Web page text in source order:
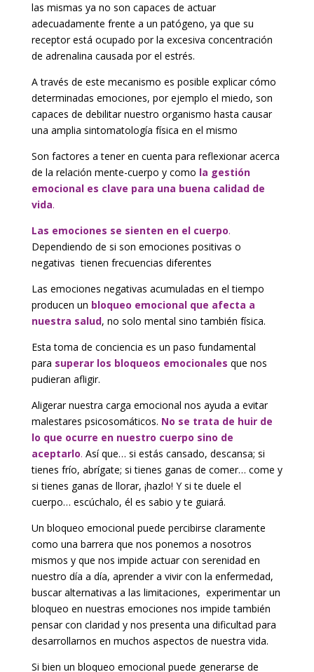
las mismas ya no son capaces de actuar
adecuadamente frente a un patógeno, ya que su
receptor está ocupado por la excesiva concentración
de adrenalina causada por el estrés.
A través de este mecanismo es posible explicar cómo
determinadas emociones, por ejemplo el miedo, son
capaces de debilitar nuestro organismo hasta causar
una amplia sintomatología física en el mismo
Son factores a tener en cuenta para reflexionar acerca
de la relación mente-cuerpo y como la gestión
emocional es clave para una buena calidad de
vida.
Las emociones se sienten en el cuerpo.
Dependiendo de si son emociones positivas o
negativas tienen frecuencias diferentes
Las emociones negativas acumuladas en el tiempo
producen un bloqueo emocional que afecta a
nuestra salud, no solo mental sino también física.
Esta toma de conciencia es un paso fundamental
para superar los bloqueos emocionales que nos
pudieran afligir.
Aligerar nuestra carga emocional nos ayuda a evitar
malestares psicosomáticos. No se trata de huir de
lo que ocurre en nuestro cuerpo sino de
aceptarlo. Así que… si estás cansado, descansa; si
tienes frío, abrígate; si tienes ganas de comer… come y
si tienes ganas de llorar, ¡hazlo! Y si te duele el
cuerpo… escúchalo, él es sabio y te guiará.
Un bloqueo emocional puede percibirse claramente
como una barrera que nos ponemos a nosotros
mismos y que nos impide actuar con serenidad en
nuestro día a día, aprender a vivir con la enfermedad,
buscar alternativas a las limitaciones, experimentar un
bloqueo en nuestras emociones nos impide también
pensar con claridad y nos presenta una dificultad para
desarrollarnos en muchos aspectos de nuestra vida.
Si bien un bloqueo emocional puede generarse de